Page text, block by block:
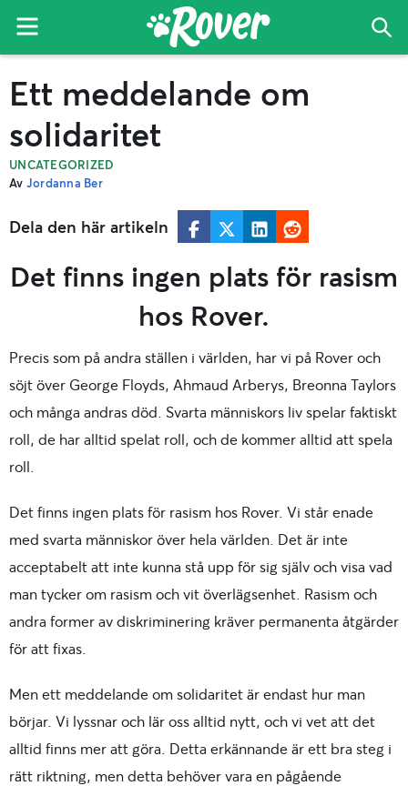
to
primary
navigation
to
main
content
Roverbloggen
Menu
Sök
Ett meddelande om
solidaritet
UNCATEGORIZED
Av Jordanna Ber
Dela den här artikeln
Det finns ingen plats för rasism
hos Rover.
Precis som på andra ställen i världen, har vi på Rover och
söjt över George Floyds, Ahmaud Arberys, Breonna Taylors
och många andras död. Svarta människors liv spelar faktiskt
roll, de har alltid spelat roll, och de kommer alltid att spela
roll.
Det finns ingen plats för rasism hos Rover. Vi står enade
med svarta människor över hela världen. Det är inte
acceptabelt att inte kunna stå upp för sig själv och visa vad
man tycker om rasism och vit överlägsenhet. Rasism och
andra former av diskriminering kräver permanenta åtgärder
för att fixas.
Men ett meddelande om solidaritet är endast hur man
börjar. Vi lyssnar och lär oss alltid nytt, och vi vet att det
alltid finns mer att göra. Detta erkännande är ett bra steg i
rätt riktning, men detta behöver vara en pågående